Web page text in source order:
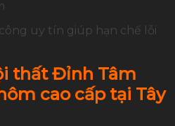
uy tín giúp hạn chế lỗi
thất Đỉnh Tâm
cao cấp tại Tây